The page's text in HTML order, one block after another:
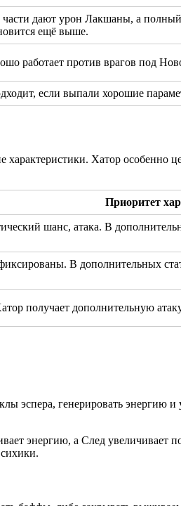
дают урон Лакшаны, а
ещё выше.
работает против врагов под
если выпали хорошие
Хатор особенно
Приоритет
шанс, атака. В
В дополнительных
получает дополнительную
эспера, генерировать
энергию, а След